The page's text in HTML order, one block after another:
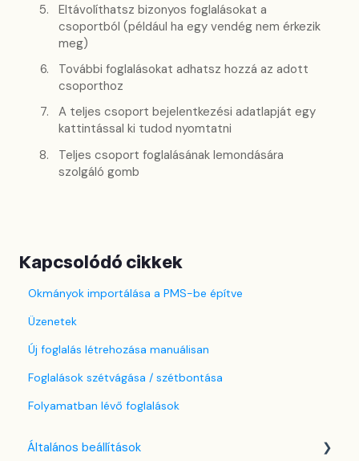
Eltávolíthatsz bizonyos foglalásokat a
csoportból (például ha egy vendég nem érkezik
meg)
További foglalásokat adhatsz hozzá az adott
csoporthoz
A teljes csoport bejelentkezési adatlapját egy
kattintással ki tudod nyomtatni
Teljes csoport foglalásának lemondására
szolgáló gomb
Kapcsolódó cikkek
Okmányok importálása a PMS-be építve
Üzenetek
Új foglalás létrehozása manuálisan
Foglalások szétvágása / szétbontása
Folyamatban lévő foglalások
Általános beállítások